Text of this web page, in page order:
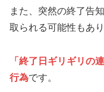
また、突然の終了告
取られる可能性もあり
「終了日ギリギリの
行為です。